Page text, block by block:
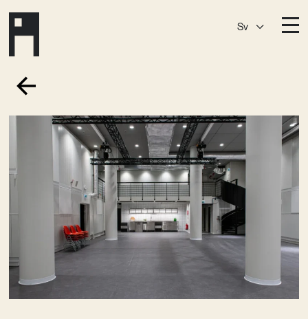
Sv
A House
A HouseSlaktis
A HouseSlussen
A House Sickla
Hagastaden
Medlemskap
Event­lokaler